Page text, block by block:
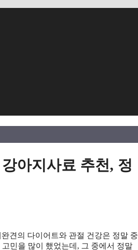
아지사료 추천, 정
견의 다이어트와 관절 건강은 정말 중
민을 많이 했었는데, 그 중에서 정말